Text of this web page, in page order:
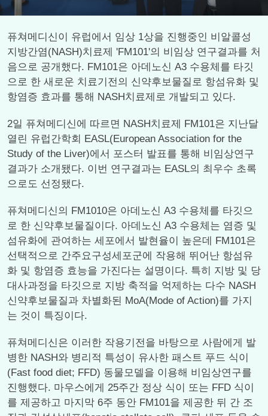
퓨쳐메디신이 유럽에서 임상 1상을 진행중인 비알콜성
지방간염(NASH)치료제 'FM101'의 비임상 연구결과를 처
음으로 공개했다. FM101은 아데노신 A3 수용체를 타깃
으로 한 새로운 치료기전의 신약후보물질로 항섬유화 및
항염증 효과를 통해 NASH치료제로 개발되고 있다.
2일 퓨쳐메디신에 따르면 NASH치료제 FM101은 지난달
열린 유럽간학회 EASL(European Association for the
Study of the Liver)에서 포스터 발표를 통해 비임상연구
결과가 소개됐다. 이번 연구결과는 EASL의 최우수 초록
으로도 선정됐다.
퓨쳐메디신의 FM1010은 아데노신 A3 수용체를 타깃으
로 한 신약후보물질이다. 아데노신 A3 수용체는 염증 및
섬유화에 관여하는 세포에서 발현율이 높은데 FM101은
선택적으로 간주요구성세포군에 작용해 뛰어난 항섬유
화 및 항염증 효능을 가진다는 설명이다. 특히 지방 및 당
대사과정을 타깃으로 지방 축적을 억제하는 다수 NASH
신약후보물질과 차별화된 MoA(Mode of Action)를 가지
는 것이 특징이다.
퓨쳐메디신은 이러한 작용기전을 바탕으로 사람에게 발
병한 NASH와 병리적 특성이 유사한 패스트 푸드 식이
(Fast food diet; FFD) 동물모델을 이용해 비임상연구를
진행했다. 마우스에게 25주간 정상 식이 또는 FFD 식이
를 제공하고 마지막 6주 동안 FM101을 제공한 뒤 간 조